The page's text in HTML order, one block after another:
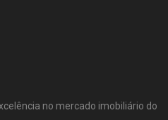
no mercado imobiliário do